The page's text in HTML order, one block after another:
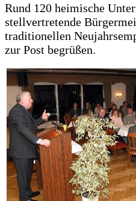
Rund 120 heimische
stellvertretende
traditionellen
zur Post begrüßen.